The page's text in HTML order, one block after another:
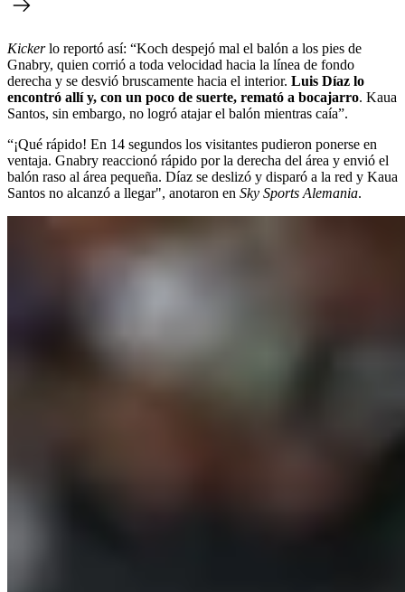
Kickerlo reportó así: “Koch despejó mal el balón a los pies de
Gnabry, quien corrió a toda velocidad hacia la línea de fondo
derecha y se desvió bruscamente hacia el interior. Luis Díaz lo
encontró allí y, con un poco de suerte, remató a bocajarro. Kaua
Santos, sin embargo, no logró atajar el balón mientras caía”.
“¡Qué rápido! En 14 segundos los visitantes pudieron ponerse en
ventaja. Gnabry reaccionó rápido por la derecha del área y envió el
balón raso al área pequeña. Díaz se deslizó y disparó a la red y Kaua
Santos no alcanzó a llegar", anotaron en Sky Sports Alemania.